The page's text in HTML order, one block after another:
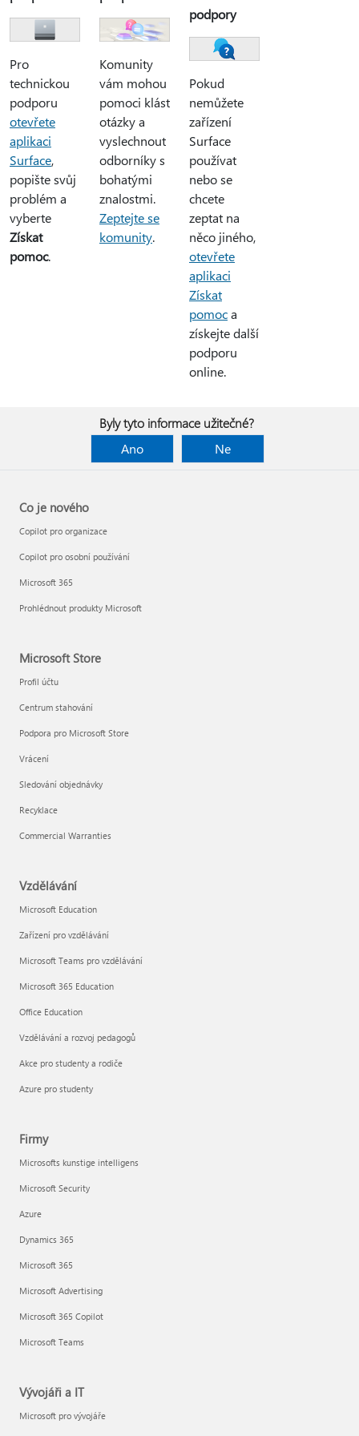
Pro
technickou
podporu
otevřete
aplikaci
Surface,
popište svůj
problém a
vyberte
Získat
pomoc.
Komunity
vám mohou
pomoci klást
otázky a
vyslechnout
odborníky s
bohatými
znalostmi.
Zeptejte se
komunity.
podpory
Pokud
nemůžete
zařízení
Surface
používat
nebo se
chcete
zeptat na
něco jiného,
otevřete
aplikaci
Získat
pomoca
získejte další
podporu
online.
Byly tyto informace užitečné?
Ano
Ne
Co je nového
Copilot pro organizace
Copilot pro osobní používání
Microsoft 365
Prohlédnout produkty Microsoft
Microsoft Store
Profil účtu
Centrum stahování
Podpora pro Microsoft Store
Vrácení
Sledování objednávky
Recyklace
Commercial Warranties
Vzdělávání
Microsoft Education
Zařízení pro vzdělávání
Microsoft Teams pro vzdělávání
Microsoft 365 Education
Office Education
Vzdělávání a rozvoj pedagogů
Akce pro studenty a rodiče
Azure pro studenty
Firmy
Microsofts kunstige intelligens
Microsoft Security
Azure
Dynamics 365
Microsoft 365
Microsoft Advertising
Microsoft 365 Copilot
Microsoft Teams
Vývojáři a IT
Microsoft pro vývojáře